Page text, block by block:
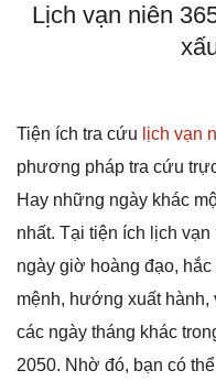
Lịch vạn niên
Tiện ích tra cứu lịch vạn
phương pháp tra cứu
Hay những ngày khác
nhất. Tại tiện ích lịch
ngày giờ hoàng đạo,
mệnh, hướng xuất hành,
các ngày tháng khác
2050. Nhờ đó, bạn có